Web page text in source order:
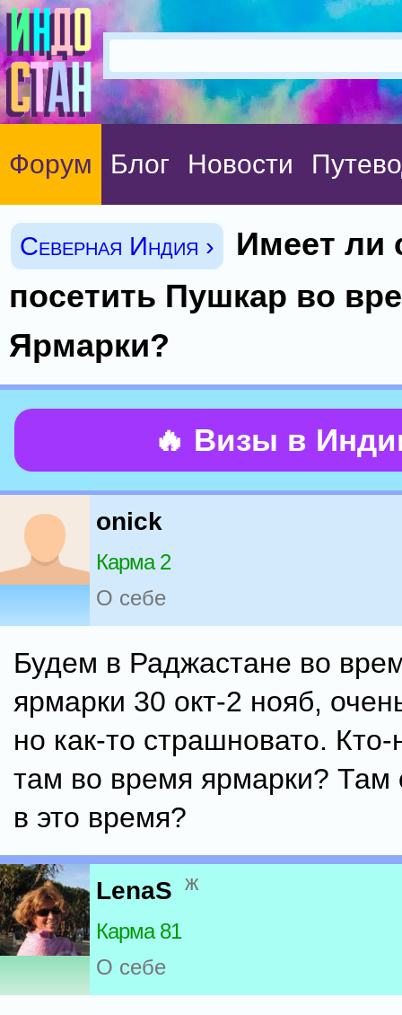
Форум Блог Новости
Северная Индия ›
Имеет ли
посетить Пушкар во
Ярмарки?
🔥 Визы в
onick
Карма 2
О себе
Будем в Раджастане во
ярмарки 30 окт-2 нояб,
но как-то страшновато.
там во время ярмарки? Там
в это время?
LenaS ж
Карма 81
О себе